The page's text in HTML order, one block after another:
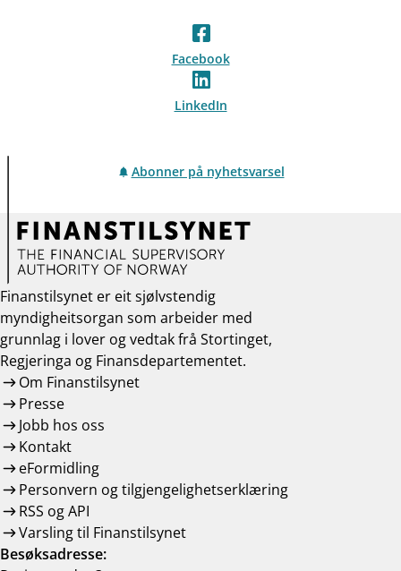
Facebook
LinkedIn
Abonner på nyhetsvarsel
Finanstilsynet er eit sjølvstendig
myndigheitsorgan som arbeider med
grunnlag i lover og vedtak frå Stortinget,
Regjeringa og Finansdepartementet.
Om Finanstilsynet
Presse
Jobb hos oss
Kontakt
eFormidling
Personvern og tilgjengelighetserklæring
RSS og API
Varsling til Finanstilsynet
Besøksadresse: